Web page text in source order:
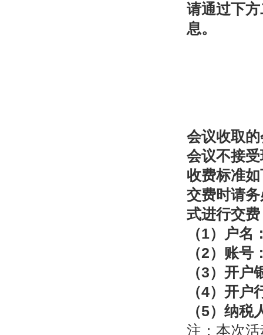
请通过下
息。
会议收取
会议不接
收费标准
交费时请
式进行交
（1）户名
（2）账号
（3）开户
（4）开户
（5）纳税
注：本次